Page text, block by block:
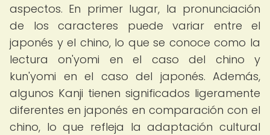
aspectos. En primer lugar, la pronunciación
de los caracteres puede variar entre el
japonés y el chino, lo que se conoce como la
lectura on'yomi en el caso del chino y
kun'yomi en el caso del japonés. Además,
algunos Kanji tienen significados ligeramente
diferentes en japonés en comparación con el
chino, lo que refleja la adaptación cultural